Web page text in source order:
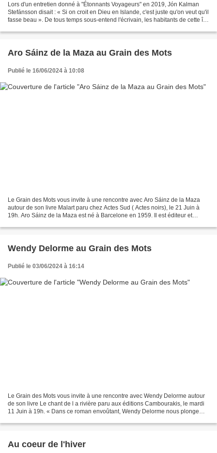
Lors d'un entretien donné à "Étonnants Voyageurs" en 2019, Jón Kalman
Stefánsson disait : « Si on croit en Dieu en Islande, c'est juste qu'on veut qu'il
fasse beau ». De tous temps sous-entend l'écrivain, les habitants de cette île
Aro Sáinz de la Maza au Grain des Mots
Publié le 16/06/2024 à 10:08
Le Grain des Mots vous invite à une rencontre avec Aro Sáinz de la Maza
autour de son livre Malart paru chez Actes Sud ( Actes noirs), le 21 Juin à
19h. Aro Sáinz de la Maza est né à Barcelone en 1959. Il est éditeur et
Wendy Delorme au Grain des Mots
Publié le 03/06/2024 à 16:14
Le Grain des Mots vous invite à une rencontre avec Wendy Delorme autour
de son livre Le chant de l a rivière paru aux éditions Cambourakis, le mardi
11 Juin à 19h. « Dans ce roman envoûtant, Wendy Delorme nous plonge
Au coeur de l'hiver